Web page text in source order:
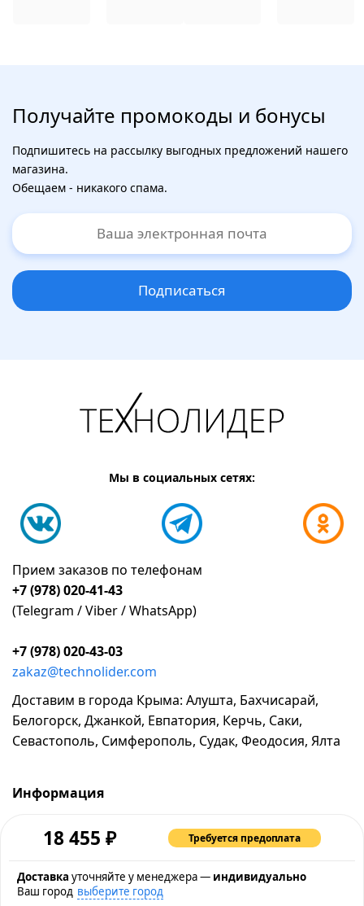
18 455 ₽ Требуется предоплата
Доставка уточняйте у менеджера — индивидуально
Ваш город выберите город
Получайте промокоды и бонусы
Подпишитесь на рассылку выгодных предложений нашего
магазина.
Обещаем - никакого спама.
Подписаться
Мы в социальных сетях:
Прием заказов по телефонам
+7 (978) 020-41-43
(Telegram / Viber / WhatsApp)
+7 (978) 020-43-03
zakaz@technolider.com
Доставим в города Крыма: Алушта, Бахчисарай,
Белогорск, Джанкой, Евпатория, Керчь, Саки,
Севастополь, Симферополь, Судак, Феодосия, Ялта
Информация
о компании
промокоды и акции
рассрочка и кредит